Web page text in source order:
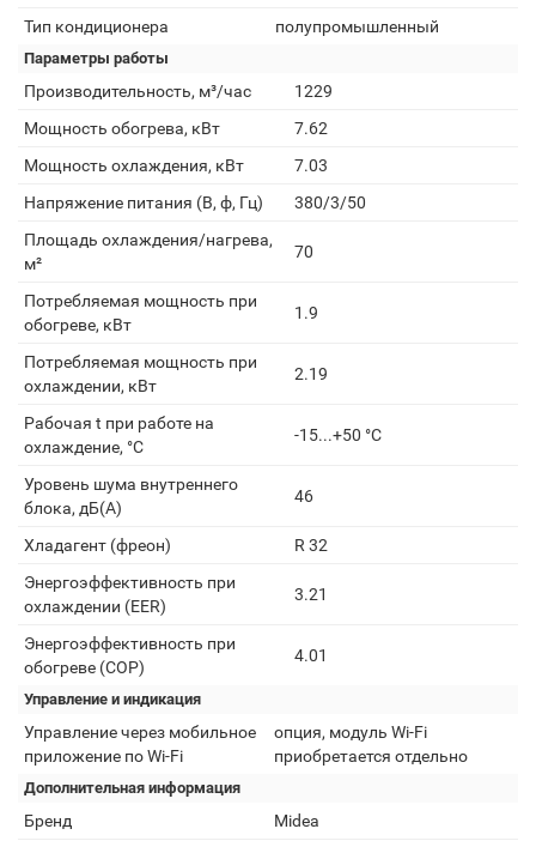
Тип кондиционера
полупромышленный
Параметры работы
Производительность, м³/час
1229
Мощность обогрева, кВт
7.62
Мощность охлаждения, кВт
7.03
Напряжение питания (В, ф, Гц)
380/3/50
Площадь охлаждения/нагрева,
м²
70
Потребляемая мощность при
обогреве, кВт
1.9
Потребляемая мощность при
охлаждении, кВт
2.19
Рабочая t при работе на
охлаждение, °С
-15...+50 °C
Уровень шума внутреннего
блока, дБ(А)
46
Хладагент (фреон)
R 32
Энергоэффективность при
охлаждении (EER)
3.21
Энергоэффективность при
обогреве (COP)
4.01
Управление и индикация
Управление через мобильное
приложение по Wi-Fi
опция, модуль Wi-Fi
приобретается отдельно
Дополнительная информация
Бренд
Midea